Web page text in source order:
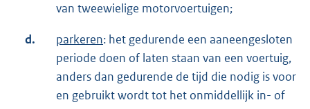
van tweewielige motorvoertuigen;
d. parkeren: het gedurende een aaneengesloten
periode doen of laten staan van een voertuig,
anders dan gedurende de tijd die nodig is voor
en gebruikt wordt tot het onmiddellijk in- of